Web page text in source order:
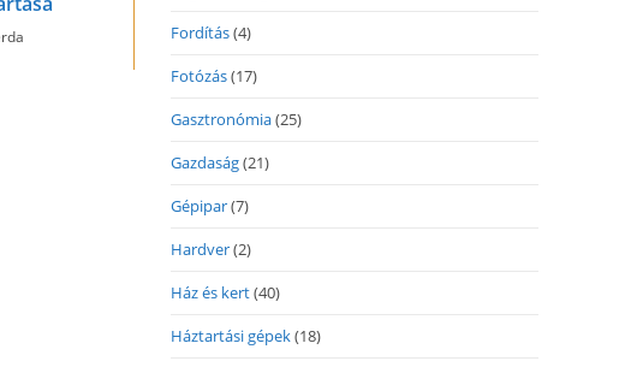
Fordítás(4)
Fotózás(17)
Gasztronómia(25)
Gazdaság(21)
Gépipar(7)
Hardver(2)
Ház és kert(40)
Háztartási gépek(18)